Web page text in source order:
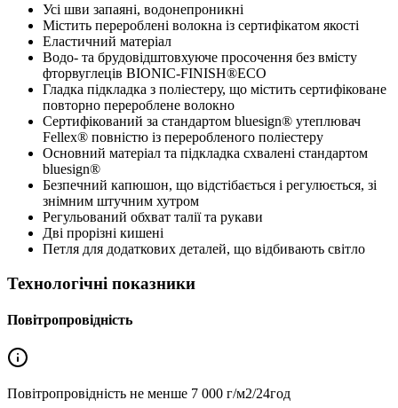
Усі шви запаяні, водонепроникні
Містить перероблені волокна із сертифікатом якості
Еластичний матеріал
Водо- та брудовідштовхуюче просочення без вмісту
фторвуглеців BIONIC-FINISH®ECO
Гладка підкладка з поліестеру, що містить сертифіковане
повторно перероблене волокно
Сертифікований за стандартом bluesign® утеплювач
Fellex® повністю із переробленого поліестеру
Основний матеріал та підкладка схвалені стандартом
bluesign®
Безпечний капюшон, що відстібається і регулюється, зі
знімним штучним хутром
Регульований обхват талії та рукави
Дві прорізні кишені
Петля для додаткових деталей, що відбивають світло
Технологічні показники
Повітропровідність
Повітропровідність не менше 7 000 г/м2/24год